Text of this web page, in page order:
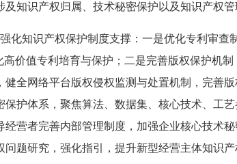
知识产权归属、技术秘密保护以及知识产权管
化知识产权保护制度支撑：一是优化专利审查
价值专利培育与保护；二是完善版权保护机
全网络平台版权侵权监测与处置机制，完善
护体系，聚焦算法、数据集、核心技术、工
营者完善内部管理制度，加强企业核心技术
题研究，强化指引，提升新型经营主体知识产